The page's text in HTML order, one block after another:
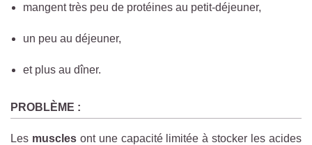
mangent très peu de protéines au petit-déjeuner,
un peu au déjeuner,
et plus au dîner.
PROBLÈME :
Les musclesont une capacité limitée à stocker les acides